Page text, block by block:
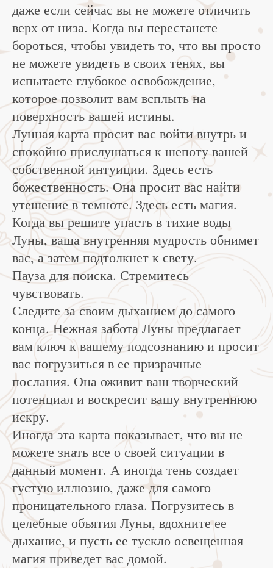
даже если сейчас вы не можете отличить
верх от низа. Когда вы перестанете
бороться, чтобы увидеть то, что вы просто
не можете увидеть в своих тенях, вы
испытаете глубокое освобождение,
которое позволит вам всплыть на
поверхность вашей истины.
Лунная карта просит вас войти внутрь и
спокойно прислушаться к шепоту вашей
собственной интуиции. Здесь есть
божественность. Она просит вас найти
утешение в темноте. Здесь есть магия.
Когда вы решите упасть в тихие воды
Луны, ваша внутренняя мудрость обнимет
вас, а затем подтолкнет к свету.
Пауза для поиска. Стремитесь
чувствовать.
Следите за своим дыханием до самого
конца. Нежная забота Луны предлагает
вам ключ к вашему подсознанию и просит
вас погрузиться в ее призрачные
послания. Она оживит ваш творческий
потенциал и воскресит вашу внутреннюю
искру.
Иногда эта карта показывает, что вы не
можете знать все о своей ситуации в
данный момент. А иногда тень создает
густую иллюзию, даже для самого
проницательного глаза. Погрузитесь в
целебные объятия Луны, вдохните ее
дыхание, и пусть ее тускло освещенная
магия приведет вас домой.